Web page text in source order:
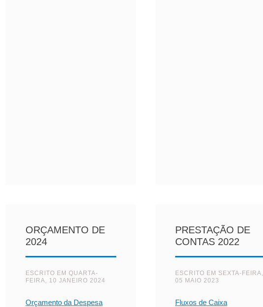
ORÇAMENTO DE
2024
ESCRITO EM QUARTA-
FEIRA, 10 JANEIRO 2024
Orçamento da Despesa
PRESTAÇÃO DE
CONTAS 2022
ESCRITO EM SEXTA-FEIRA,
05 MAIO 2023
Fluxos de Caixa